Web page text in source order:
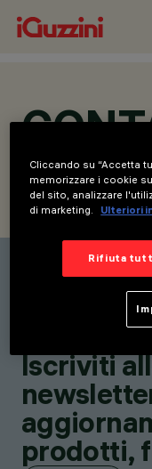
CONTATTI
Elenco
Rimani
nostre
Iscriviti
prodotti,
Cliccando su “Accetta
memorizzare i cookie
del sito, analizzare
di marketing.
Ulteriori
Rifiuta